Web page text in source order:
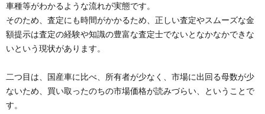
車種等がわかるような流れが実態です。
そのため、査定にも時間がかかるため、正しい査定やスムーズな金
額提示は査定の経験や知識の豊富な査定士でないとなかなかできな
いという現状があります。
二つ目は、国産車に比べ、所有者が少なく、市場に出回る母数が少
ないため、買い取ったのちの市場価格が読みづらい、ということで
す。